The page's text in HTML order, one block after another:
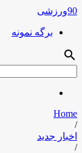
90ورزشی
برگه نمونه
search
Home
/
اخبار جدید
/